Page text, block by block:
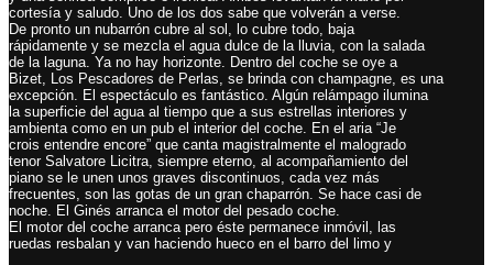
cortesía y saludo. Uno de los dos sabe que volverán a verse.
De pronto un nubarrón cubre al sol, lo cubre todo, baja
rápidamente y se mezcla el agua dulce de la lluvia, con la salada
de la laguna. Ya no hay horizonte. Dentro del coche se oye a
Bizet, Los Pescadores de Perlas, se brinda con champagne, es una
excepción. El espectáculo es fantástico. Algún relámpago ilumina
la superficie del agua al tiempo que a sus estrellas interiores y
ambienta como en un pub el interior del coche. En el aria “Je
crois entendre encore” que canta magistralmente el malogrado
tenor Salvatore Licitra, siempre eterno, al acompañamiento del
piano se le unen unos graves discontinuos, cada vez más
frecuentes, son las gotas de un gran chaparrón. Se hace casi de
noche. El Ginés arranca el motor del pesado coche.
El motor del coche arranca pero éste permanece inmóvil, las
ruedas resbalan y van haciendo hueco en el barro del limo y